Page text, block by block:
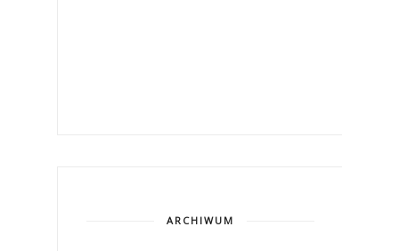
ARCHIWUM